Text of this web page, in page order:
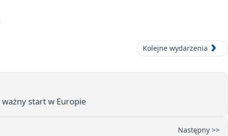
Kolejne wydarzenia
ważny start w Europie
Następny >>